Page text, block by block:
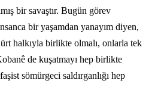
bir savaştır. Bugün görev
bir yaşamdan yanayım diyen,
halkıyla birlikte olmalı, onlarla tek
de kuşatmayı hep birlikte
sömürgeci saldırganlığı hep